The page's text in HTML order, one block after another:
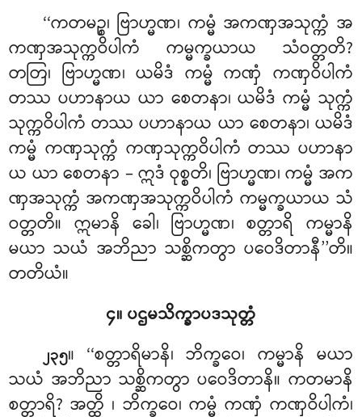
‘‘ကတမဉ္စ၊ ဗြာဟ္မဏ၊ ကမ္မံ အကဏှအသုက္ကံ အ
ကဏှအသုက္ကဝိပါကံ ကမ္မက္ခယာယ သံဝတ္တတိ?
တတြ၊ ဗြာဟ္မဏ၊ ယမိဒံ ကမ္မံ ကဏှံ ကဏှဝိပါကံ
တဿ ပဟာနာယ ယာ စေတနာ၊ ယမိဒံ ကမ္မံ သုက္ကံ
သုက္ကဝိပါကံ တဿ ပဟာနာယ ယာ စေတနာ၊ ယမိဒံ
ကမ္မံ ကဏှသုက္ကံ ကဏှသုက္ကဝိပါကံ တဿ ပဟာနာ
ယ ယာ စေတနာ – ဣဒံ ဝုစ္စတိ၊ ဗြာဟ္မဏ၊ ကမ္မံ အက
ဏှအသုက္ကံ အကဏှအသုက္ကဝိပါကံ ကမ္မက္ခယာယ သံ
ဝတ္တတိ။ ဣမာနိ ခေါ၊ ဗြာဟ္မဏ၊ စတ္တာရိ ကမ္မာနိ
မယာ သယံ အဘိညာ သစ္ဆိကတွာ ပဝေဒိတာနီ’’တိ။
တတိယံ။
၄။ ပဌမသိက္ခာပဒသုတ္တံ
၂၃၅။ ‘‘စတ္တာရိမာနိ၊ ဘိက္ခဝေ၊ ကမ္မာနိ မယာ
သယံ အဘိညာ သစ္ဆိကတွာ ပဝေဒိတာနိ။ ကတမာနိ
စတ္တာရိ? အတ္ထိ ၊ ဘိက္ခဝေ၊ ကမ္မံ ကဏှံ ကဏှဝိပါကံ၊